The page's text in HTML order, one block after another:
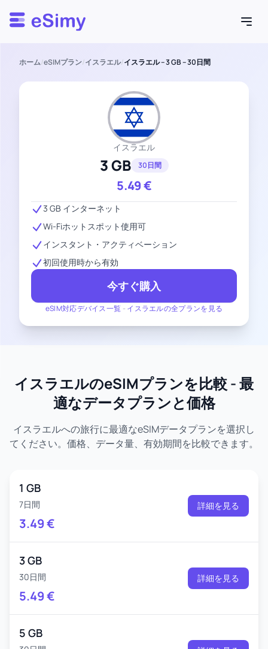
Esimy
ホーム/eSIMプラン/イスラエル/イスラエル – 3 GB – 30日間
イスラエル
3 GB 30日間
5.49€
eSIM対応デバイス一覧 - イスラエルの全プランを見る
3 GB インターネット
Wi-Fiホットスポット使用可
インスタント・アクティベーション
初回使用時から有効
今すぐ購入
イスラエルのeSIMプランを比較 - 最
適なデータプランと価格
イスラエルへの旅行に最適なeSIMデータプランを選択し
てください。価格、データ量、有効期間を比較できます。
1 GB
7日間
3.49€
詳細を見る
3 GB
30日間
5.49€
詳細を見る
5 GB